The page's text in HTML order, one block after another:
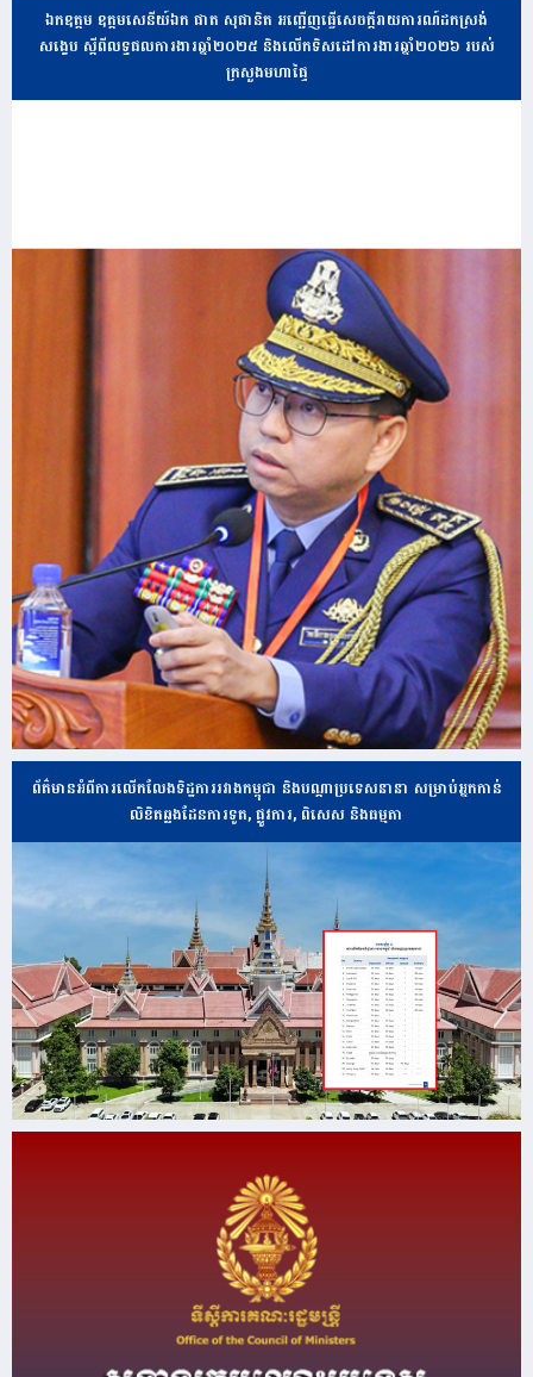
ឯកឧត្តម ឧត្តមសេនីយ៍ឯក ផាត សុផានិត អញ្ជើញធ្វើសេចក្តីរាយការណ៍ដកស្រង់
សង្ខេប ស្តីពីលទ្ធផលការងារឆ្នាំ២០២៥ និងលើកទិសដៅការងារឆ្នាំ២០២៦ របស់
ក្រសួងមហាផ្ទៃ
ព័ត៌មានអំពីការលើកលែងទិដ្ឋការរវាងកម្ពុជា និងបណ្ដាប្រទេសនានា សម្រាប់អ្នកកាន់
លិខិតឆ្លងដែនការទូត, ផ្លូវការ, ពិសេស និងធម្មតា